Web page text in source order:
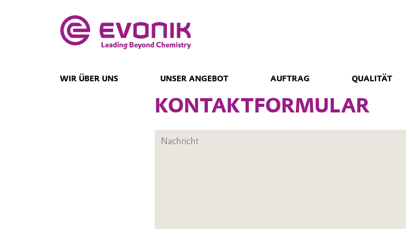
WIR ÜBER UNS UNSER ANGEBOT AUFTRAG QUALITÄT
KONTAKTFORMULAR